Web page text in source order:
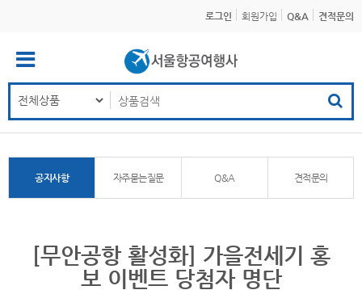
로그인 회원가입 Q&A 견적문의
공지사항 자주묻는질문 Q&A 견적문의
[무안공항 활성화] 가을전세기 홍
보 이벤트 당첨자 명단